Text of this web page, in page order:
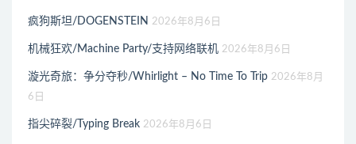
疯狗斯坦/DOGENSTEIN 2026年8月6日
机械狂欢/Machine Party/支持网络联机 2026年8月6日
漩光奇旅：争分夺秒/Whirlight – No Time To Trip 2026年8月
6日
指尖碎裂/Typing Break 2026年8月6日